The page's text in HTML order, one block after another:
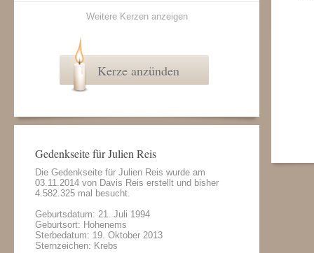
Weitere Kerzen anzeigen
Kerze anzünden
Gedenkseite für Julien Reis
Die Gedenkseite für Julien Reis wurde am
03.11.2014 von Davis Reis erstellt und bisher
4.582.325 mal besucht.
Geburtsdatum: 21. Juli 1994
Geburtsort: Hohenems
Sterbedatum: 19. Oktober 2013
Sternzeichen: Krebs